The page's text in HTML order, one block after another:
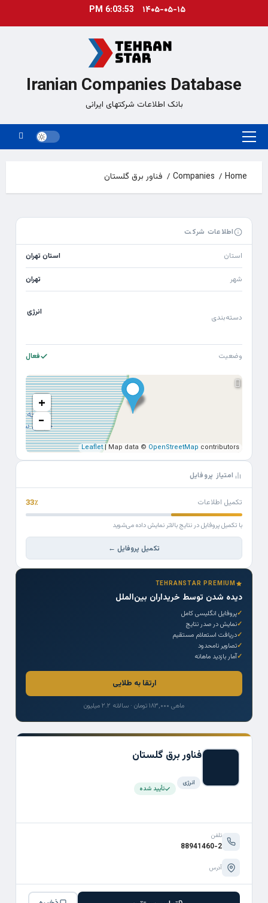
۱۴۰۵-۰۵-۱۵ 6:03:54 PM
Iranian Companies Database
بانک اطلاعات شرکتهای ایرانی
Primary
Home
Companies فناور برق گلستان
فناور برق گلستان
انرژی
تأیید شده
تلفن
88941460-2
آدرس
اطلاعات شرکت
استان استان تهران
شهر تهران
دسته‌بندی
انرژی
وضعیت فعال
+
−
Leaflet| Map data © OpenStreetMap contributors
امتیاز پروفایل
تکمیل اطلاعات 33٪
با تکمیل پروفایل در نتایج بالاتر نمایش داده می‌شوید
تکمیل پروفایل ←
TEHRANSTAR PREMIUM
دیده شدن توسط خریداران بین‌الملل
پروفایل انگلیسی کامل
نمایش در صدر نتایج
دریافت استعلام مستقیم
تصاویر نامحدود
آمار بازدید ماهانه
ارتقا به طلایی
ماهی ۱۸۳,۰۰۰ تومان · سالانه ۲.۲ میلیون